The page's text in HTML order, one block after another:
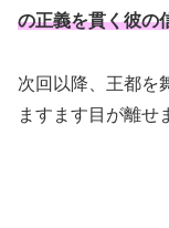
の正義を貫く彼の
次回以降、王都を
ますます目が離せ